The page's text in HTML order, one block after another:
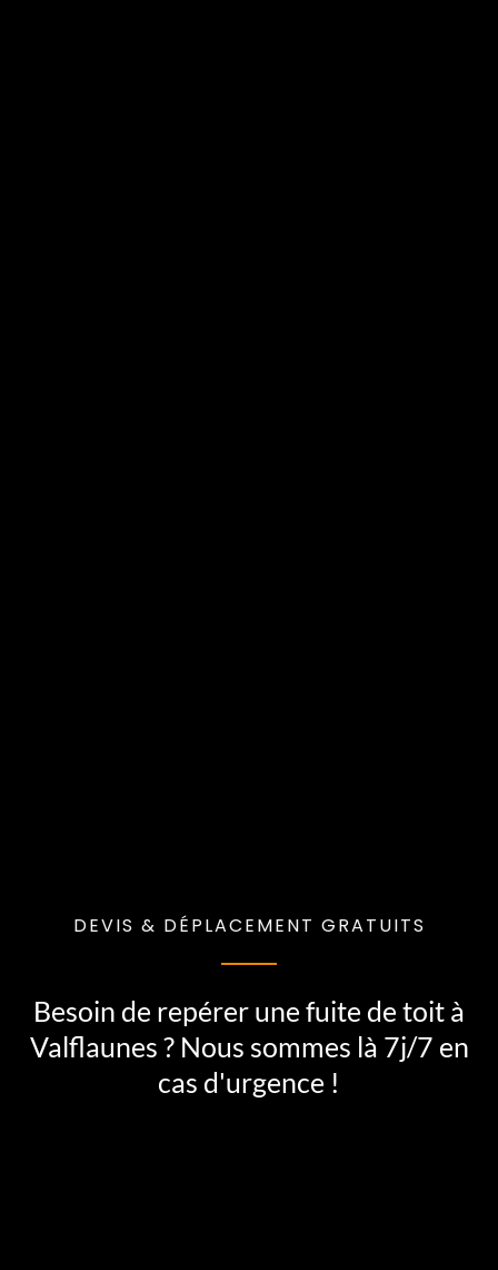
DEVIS & DÉPLACEMENT GRATUITS
Besoin de repérer une fuite de toit à
Valflaunes ? Nous sommes là 7j/7 en
cas d'urgence !